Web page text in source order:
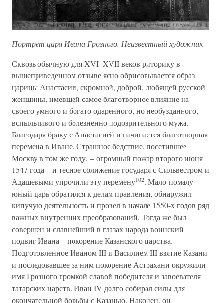
Портрет царя Ивана Грозного. Неизвестный художник
Сквозь обычную для XVI–XVII веков риторику в
вышеприведенном отзыве ясно обрисовывается образ
царицы Анастасии, скромной, доброй, любящей русской
женщины, имевшей самое благотворное влияние на
своего умного и богато одаренного, но необузданного,
вспыльчивого и болезненно подозрительного мужа.
Благодаря браку с Анастасией и начинается благотворная
перемена в Иване. Страшное бедствие, посетившее
Москву в том же году, – огромный пожар второго июня
1547 года – и тесное сближение государя с Сильвестром и
Адашевыми упрочили эту перемену102. Мало-помалу
юный царь обратился к делам правления, обнаружил
кипучую деятельность и провел в начале 1550-х годов ряд
важных внутренних преобразований. Тогда же был
совершен и славнейший в глазах народа воинский
подвиг Ивана – покорение Казанского царства.
Подготовленное Иваном III и Василием III взятие Казани
и последовавшее за ним покорение Астрахани окружили
имя Грозного громкой славой победителя и завоевателя
татарских царств. Иван IV долго собирал силы для
окончательной борьбы с Казанью. Наконец, он